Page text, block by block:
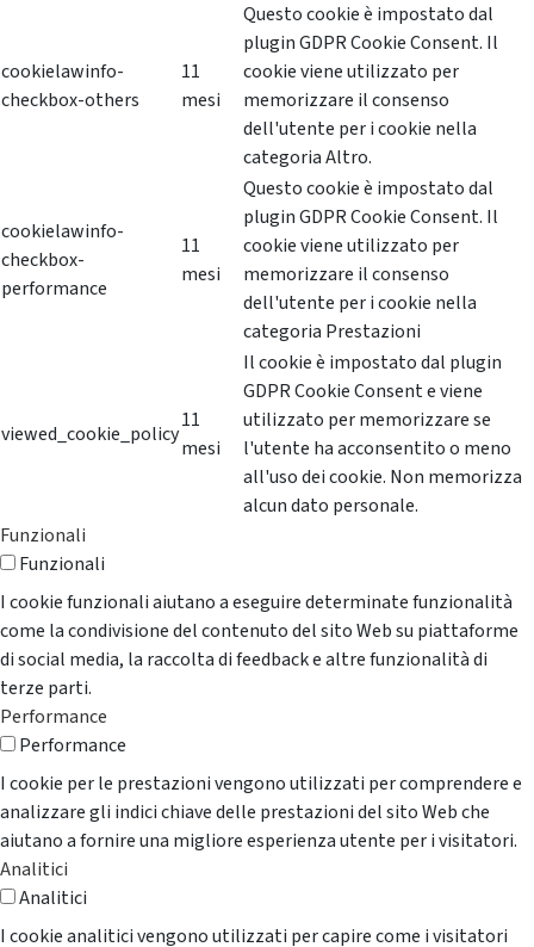
cookielawinfo-
checkbox-others
11
mesi
Questo cookie è impostato dal
plugin GDPR Cookie Consent. Il
cookie viene utilizzato per
memorizzare il consenso
dell'utente per i cookie nella
categoria Altro.
cookielawinfo-
checkbox-
performance
11
mesi
Questo cookie è impostato dal
plugin GDPR Cookie Consent. Il
cookie viene utilizzato per
memorizzare il consenso
dell'utente per i cookie nella
categoria Prestazioni
viewed_cookie_policy
11
mesi
Il cookie è impostato dal plugin
GDPR Cookie Consent e viene
utilizzato per memorizzare se
l'utente ha acconsentito o meno
all'uso dei cookie. Non memorizza
alcun dato personale.
Funzionali
Funzionali
I cookie funzionali aiutano a eseguire determinate funzionalità
come la condivisione del contenuto del sito Web su piattaforme
di social media, la raccolta di feedback e altre funzionalità di
terze parti.
Performance
Performance
I cookie per le prestazioni vengono utilizzati per comprendere e
analizzare gli indici chiave delle prestazioni del sito Web che
aiutano a fornire una migliore esperienza utente per i visitatori.
Analitici
Analitici
I cookie analitici vengono utilizzati per capire come i visitatori